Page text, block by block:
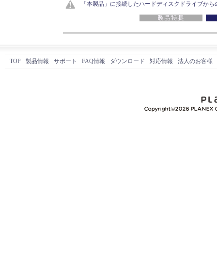
「本製品」に接続したハードディスクドライブから
TOP 製品情報 サポート FAQ情報 ダウンロード 対応情報 法人のお客様